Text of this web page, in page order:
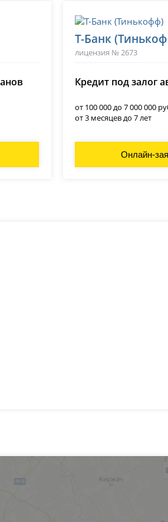
Т-Банк
лицензия № 2673
Кредит под залог
от 100 000 до 7 000 000
от 3 месяцев до 7 лет
Онлайн-